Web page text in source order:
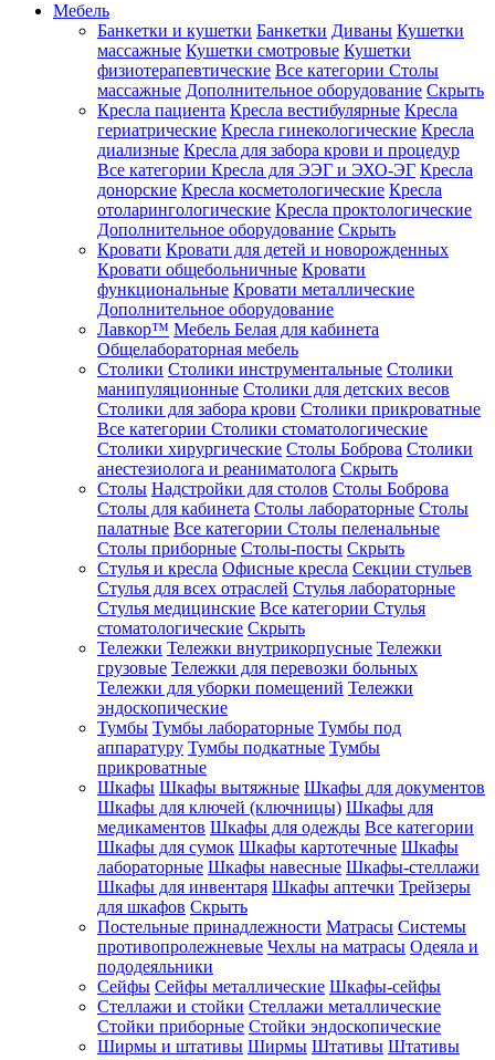
Мебель
Банкетки и кушетки Банкетки Диваны Кушетки
массажные Кушетки смотровые Кушетки
физиотерапевтические Все категории Столы
массажные Дополнительное оборудование Скрыть
Кресла пациента Кресла вестибулярные Кресла
гериатрические Кресла гинекологические Кресла
диализные Кресла для забора крови и процедур
Все категории Кресла для ЭЭГ и ЭХО-ЭГ Кресла
донорские Кресла косметологические Кресла
отоларингологические Кресла проктологические
Дополнительное оборудование Скрыть
Кровати Кровати для детей и новорожденных
Кровати общебольничные Кровати
функциональные Кровати металлические
Дополнительное оборудование
Лавкор™ Мебель Белая для кабинета
Общелабораторная мебель
Столики Столики инструментальные Столики
манипуляционные Столики для детских весов
Столики для забора крови Столики прикроватные
Все категории Столики стоматологические
Столики хирургические Столы Боброва Столики
анестезиолога и реаниматолога Скрыть
Столы Надстройки для столов Столы Боброва
Столы для кабинета Столы лабораторные Столы
палатные Все категории Столы пеленальные
Столы приборные Столы-посты Скрыть
Стулья и кресла Офисные кресла Секции стульев
Стулья для всех отраслей Стулья лабораторные
Стулья медицинские Все категории Стулья
стоматологические Скрыть
Тележки Тележки внутрикорпусные Тележки
грузовые Тележки для перевозки больных
Тележки для уборки помещений Тележки
эндоскопические
Тумбы Тумбы лабораторные Тумбы под
аппаратуру Тумбы подкатные Тумбы
прикроватные
Шкафы Шкафы вытяжные Шкафы для документов
Шкафы для ключей (ключницы) Шкафы для
медикаментов Шкафы для одежды Все категории
Шкафы для сумок Шкафы картотечные Шкафы
лабораторные Шкафы навесные Шкафы-стеллажи
Шкафы для инвентаря Шкафы аптечки Трейзеры
для шкафов Скрыть
Постельные принадлежности Матрасы Системы
противопролежневые Чехлы на матрасы Одеяла и
пододеяльники
Сейфы Сейфы металлические Шкафы-сейфы
Стеллажи и стойки Стеллажи металлические
Стойки приборные Стойки эндоскопические
Ширмы и штативы Ширмы Штативы Штативы